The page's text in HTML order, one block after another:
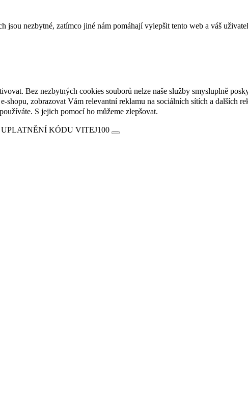
nezbytné, zatímco jiné nám pomáhají vylepšit tento web a váš
Bez nezbytných cookies souborů nelze naše služby smysluplně
shopu, zobrazovat Vám relevantní reklamu na sociálních sítích a dalších
S jejich pomocí ho můžeme zlepšovat.
KÓDU VITEJ100